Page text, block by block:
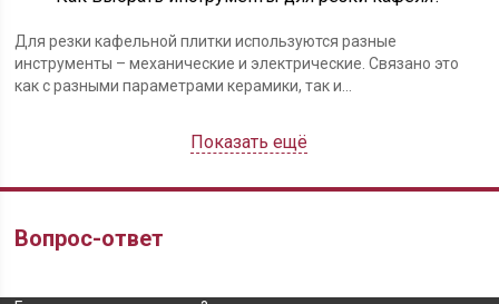
Для резки кафельной плитки используются разные
инструменты – механические и электрические. Связано это
как с разными параметрами керамики, так и...
Показать ещё
Вопрос-ответ